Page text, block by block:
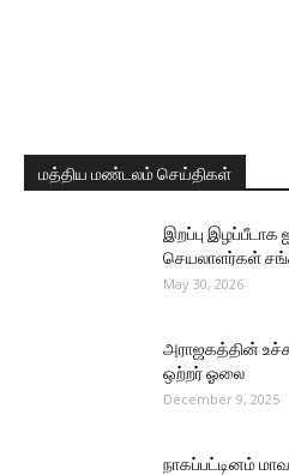
மத்திய மண்டலம் செய்திகள்
இறப்பு இழப்பீடாக
செயலாளர்கள்
May 30, 2026
அராஜகத்தின்
ஒற்றர் ஓலை
December 9, 2025
நாகப்பட்டினம்